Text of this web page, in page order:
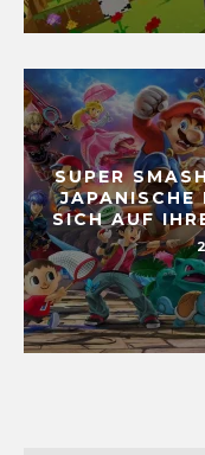
SUPER
JAPANISCHE
SICH AUF